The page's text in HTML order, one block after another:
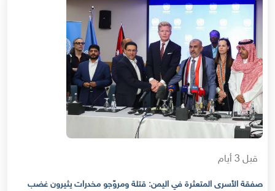
قبل 3 أيام
صفقة الأسرى المتعثرة في اليمن: قتلة ومروّجو مخدرات يثيرون غضب